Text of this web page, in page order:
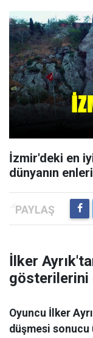
İzmir'deki en
dünyanın
İlker
gösterilerini
Oyuncu İlker
düşmesi sonucu